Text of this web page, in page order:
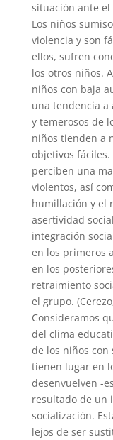
situación ante el
Los niños
violencia y son
ellos, sufren
los otros niños.
niños con baja
una tendencia a
y temerosos de
niños tienden a
objetivos fáciles.
perciben una
violentos, así
humillación y el
asertividad
integración
en los primeros
en los
retraimiento
el grupo.
Consideramos
del clima
de los niños con
tienen lugar en
desenvuelven -
resultado de un
socialización.
lejos de ser